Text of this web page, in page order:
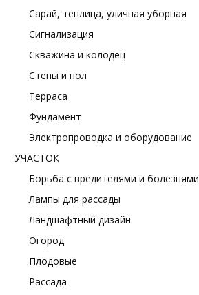
Сарай, теплица, уличная уборная
Сигнализация
Скважина и колодец
Стены и пол
Терраса
Фундамент
Электропроводка и оборудование
УЧАСТОК
Борьба с вредителями и болезнями
Лампы для рассады
Ландшафтный дизайн
Огород
Плодовые
Рассада